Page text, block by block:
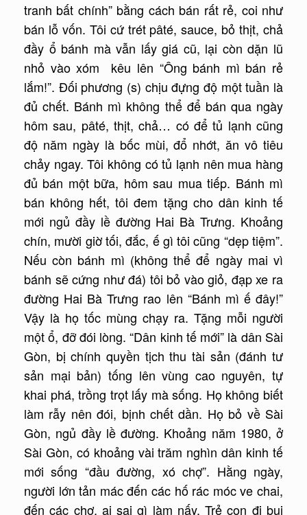
tranh bất chính” bằng cách bán rất rẻ, coi như
bán lỗ vốn. Tôi cứ trét pâté, sauce, bỏ thịt, chả
đầy ổ bánh mà vẫn lấy giá cũ, lại còn dặn lũ
nhỏ vào xóm kêu lên “Ông bánh mì bán rẻ
lắm!”. Ðối phương (s) chịu đựng độ một tuần là
đủ chết. Bánh mì không thể để bán qua ngày
hôm sau, pâté, thịt, chả… có để tủ lạnh cũng
độ năm ngày là bốc mùi, đổ nhớt, ăn vô tiêu
chảy ngay. Tôi không có tủ lạnh nên mua hàng
đủ bán một bữa, hôm sau mua tiếp. Bánh mì
bán không hết, tôi đem tặng cho dân kinh tế
mới ngủ đầy lề đường Hai Bà Trưng. Khoảng
chín, mười giờ tối, đắc, ế gì tôi cũng “dẹp tiệm”.
Nếu còn bánh mì (không thể để ngày mai vì
bánh sẽ cứng như đá) tôi bỏ vào giỏ, đạp xe ra
đường Hai Bà Trưng rao lên “Bánh mì ế đây!”
Vậy là họ tốc mùng chạy ra. Tặng mỗi người
một ổ, đỡ đói lòng. “Dân kinh tế mới” là dân Sài
Gòn, bị chính quyền tịch thu tài sản (đánh tư
sản mại bản) tống lên vùng cao nguyên, tự
khai phá, trồng trọt lấy mà sống. Họ không biết
làm rẫy nên đói, bịnh chết dần. Họ bỏ về Sài
Gòn, ngủ đầy lề đường. Khoảng năm 1980, ở
Sài Gòn, có khoảng vài trăm nghìn dân kinh tế
mới sống “đầu đường, xó chợ”. Hằng ngày,
người lớn tản mác đến các hố rác móc ve chai,
đến các chợ, ai sai gì làm nấy. Trẻ con đi bụi